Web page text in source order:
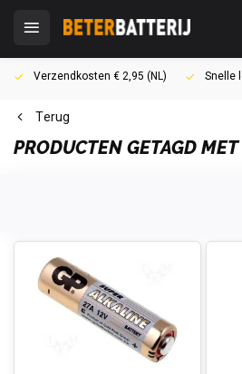
Verzendkosten € 2,95 (NL) Snelle
Terug
PRODUCTEN GETAGD